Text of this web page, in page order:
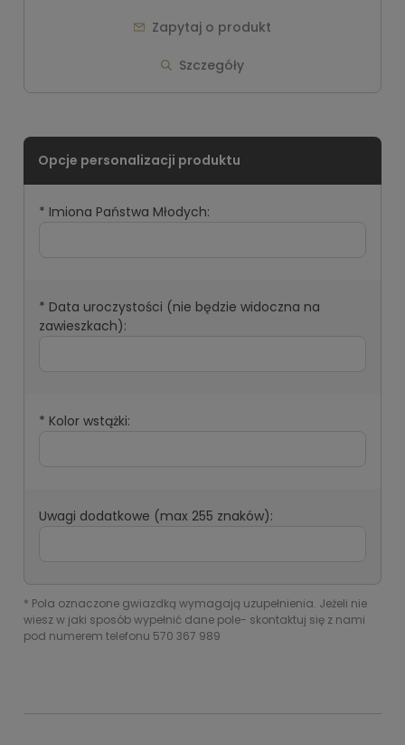
* Imiona Państwa Młodych:
* Data uroczystości (nie będzie widoczna na
zawieszkach):
* Kolor wstążki:
Uwagi dodatkowe (max 255 znaków):
* Pola oznaczone gwiazdką wymagają uzupełnienia. Jeżeli nie
wiesz w jaki sposób wypełnić dane pole- skontaktuj się z nami
pod numerem telefonu 570 367 989
Szczegóły
Zapytaj o produkt